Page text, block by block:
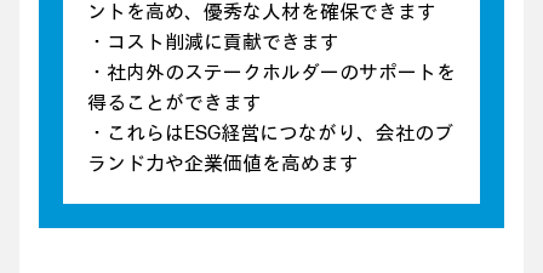
ントを高め、優秀な人材を確保できます
・コスト削減に貢献できます
・社内外のステークホルダーのサポートを
得ることができます
・これらはESG経営につながり、会社のブ
ランド力や企業価値を高めます